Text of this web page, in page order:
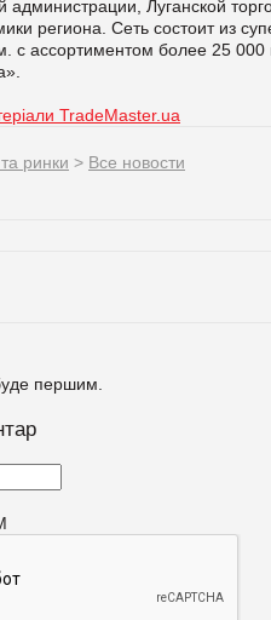
администрации, Луганской
региона. Сеть состоит из
с ассортиментом более 25
TradeMaster.ua
ринки > Все новости
першим.